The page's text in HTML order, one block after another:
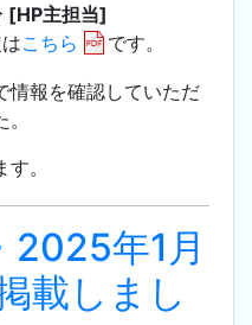
[HP主担当]
こちら です。
情報を確認していただ
。
年1月
載しまし